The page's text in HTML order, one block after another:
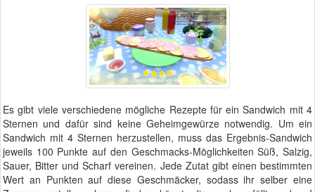
Es gibt viele verschiedene mögliche Rezepte für ein Sandwich mit 4
Sternen und dafür sind keine Geheimgewürze notwendig. Um ein
Sandwich mit 4 Sternen herzustellen, muss das Ergebnis-Sandwich
jeweils 100 Punkte auf den Geschmacks-Möglichkeiten Süß, Salzig,
Sauer, Bitter und Scharf vereinen. Jede Zutat gibt einen bestimmten
Wert an Punkten auf diese Geschmäcker, sodass ihr selber eine